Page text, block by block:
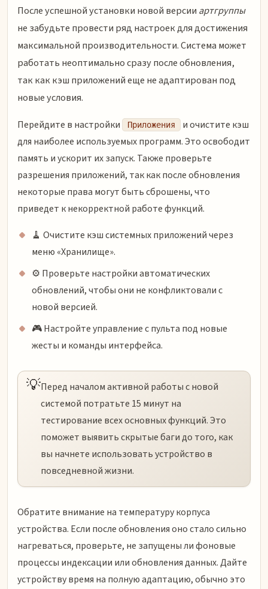
После успешной установки новой версии артгруппы
не забудьте провести ряд настроек для достижения
максимальной производительности. Система может
работать неоптимально сразу после обновления,
так как кэш приложений еще не адаптирован под
новые условия.
Перейдите в настройки Приложения
и очистите кэш
для наиболее используемых программ. Это освободит
память и ускорит их запуск. Также проверьте
разрешения приложений, так как после обновления
некоторые права могут быть сброшены, что
приведет к некорректной работе функций.
🧹 Очистите кэш системных приложений через
меню «Хранилище».
⚙️ Проверьте настройки автоматических
обновлений, чтобы они не конфликтовали с
новой версией.
🎮 Настройте управление с пульта под новые
жесты и команды интерфейса.
💡Перед началом активной работы с новой
системой потратьте 15 минут на
тестирование всех основных функций. Это
поможет выявить скрытые баги до того, как
вы начнете использовать устройство в
повседневной жизни.
Обратите внимание на температуру корпуса
устройства. Если после обновления оно стало сильно
нагреваться, проверьте, не запущены ли фоновые
процессы индексации или обновления данных. Дайте
устройству время на полную адаптацию, обычно это